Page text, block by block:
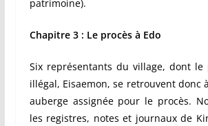
patrimoine).
Chapitre 3 : Le procès à Edo
Six représentants du village, dont
illégal, Eisaemon, se retrouvent donc
auberge assignée pour le procès.
les registres, notes et journaux de